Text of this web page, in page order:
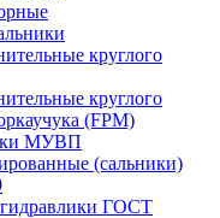
круглого
круглого
(FPM)
МУВП
(сальники)
ГОСТ